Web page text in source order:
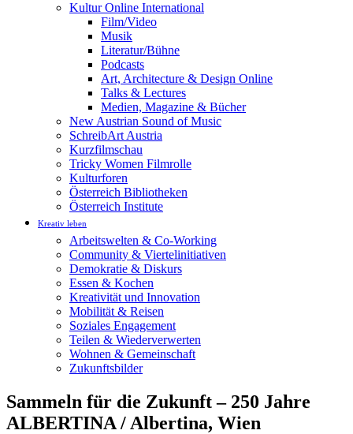
Kultur Online International
Film/Video
Musik
Literatur/Bühne
Podcasts
Art, Architecture & Design Online
Talks & Lectures
Medien, Magazine & Bücher
New Austrian Sound of Music
SchreibArt Austria
Kurzfilmschau
Tricky Women Filmrolle
Kulturforen
Österreich Bibliotheken
Österreich Institute
Kreativ leben
Arbeitswelten & Co-Working
Community & Viertelinitiativen
Demokratie & Diskurs
Essen & Kochen
Kreativität und Innovation
Mobilität & Reisen
Soziales Engagement
Teilen & Wiederverwerten
Wohnen & Gemeinschaft
Zukunftsbilder
Sammeln für die Zukunft – 250 Jahre
ALBERTINA / Albertina, Wien